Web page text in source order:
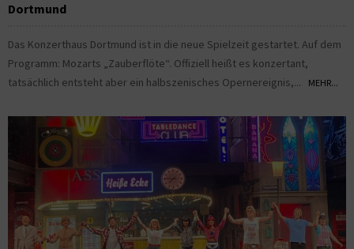
Dortmund
Das Konzerthaus Dortmund ist in die neue Spielzeit gestartet. Auf dem
Programm: Mozarts „Zauberflöte“. Offiziell heißt es konzertant,
tatsächlich entsteht aber ein halbszenisches Opernereignis,...
MEHR...